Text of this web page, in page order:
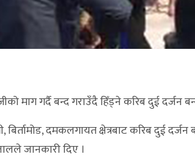
माग गर्दै बन्द गराउँदै हिँड्ने करिब दुई दर्जन
दमकलगायत क्षेत्रबाट करिब दुई दर्जन
जानकारी दिए ।